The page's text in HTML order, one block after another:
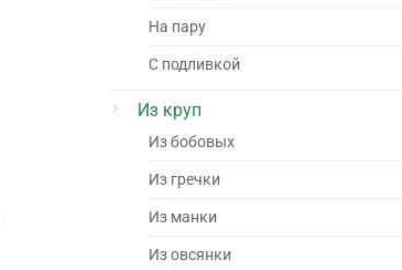
На пару
С подливкой
Из круп
Из бобовых
Из гречки
Из манки
Из овсянки